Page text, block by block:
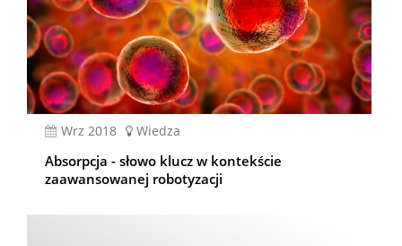
wrz 2018 Wiedza
Absorpcja - słowo klucz w kontekście
zaawansowanej robotyzacji